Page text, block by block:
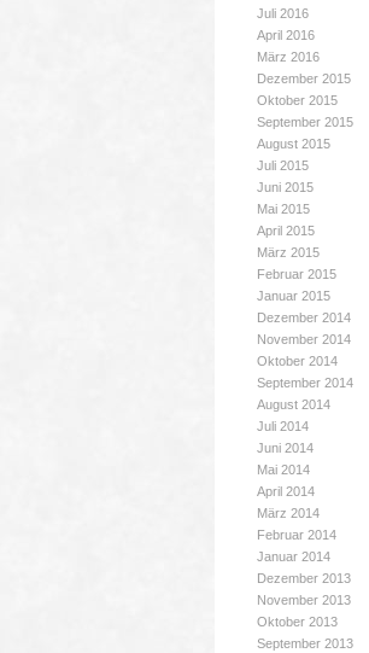
Juli 2016
April 2016
März 2016
Dezember 2015
Oktober 2015
September 2015
August 2015
Juli 2015
Juni 2015
Mai 2015
April 2015
März 2015
Februar 2015
Januar 2015
Dezember 2014
November 2014
Oktober 2014
September 2014
August 2014
Juli 2014
Juni 2014
Mai 2014
April 2014
März 2014
Februar 2014
Januar 2014
Dezember 2013
November 2013
Oktober 2013
September 2013